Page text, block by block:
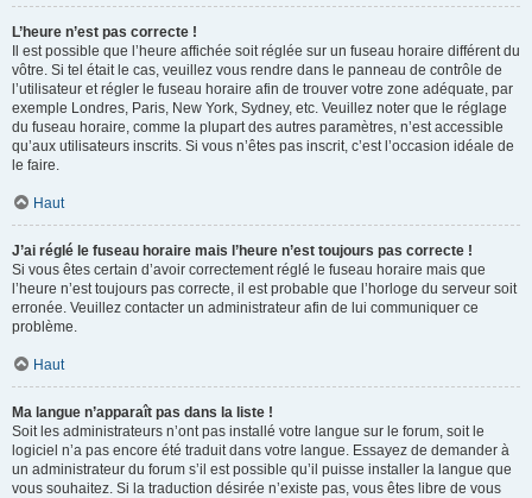
L’heure n’est pas correcte !
Il est possible que l’heure affichée soit réglée sur un fuseau horaire différent du
vôtre. Si tel était le cas, veuillez vous rendre dans le panneau de contrôle de
l’utilisateur et régler le fuseau horaire afin de trouver votre zone adéquate, par
exemple Londres, Paris, New York, Sydney, etc. Veuillez noter que le réglage
du fuseau horaire, comme la plupart des autres paramètres, n’est accessible
qu’aux utilisateurs inscrits. Si vous n’êtes pas inscrit, c’est l’occasion idéale de
le faire.
Haut
J’ai réglé le fuseau horaire mais l’heure n’est toujours pas correcte !
Si vous êtes certain d’avoir correctement réglé le fuseau horaire mais que
l’heure n’est toujours pas correcte, il est probable que l’horloge du serveur soit
erronée. Veuillez contacter un administrateur afin de lui communiquer ce
problème.
Haut
Ma langue n’apparaît pas dans la liste !
Soit les administrateurs n’ont pas installé votre langue sur le forum, soit le
logiciel n’a pas encore été traduit dans votre langue. Essayez de demander à
un administrateur du forum s’il est possible qu’il puisse installer la langue que
vous souhaitez. Si la traduction désirée n’existe pas, vous êtes libre de vous